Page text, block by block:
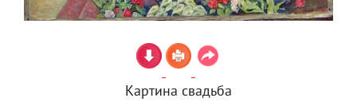
Картина свадьба